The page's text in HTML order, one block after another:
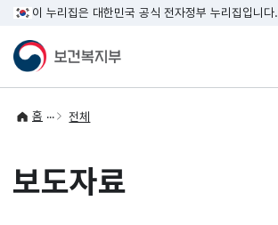
이 누리집은 대한민국 공식 전자정부 누리집입니다.
홈 전체
보도자료